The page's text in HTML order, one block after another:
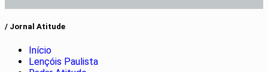
/ Jornal Atitude
Início
Lençóis Paulista